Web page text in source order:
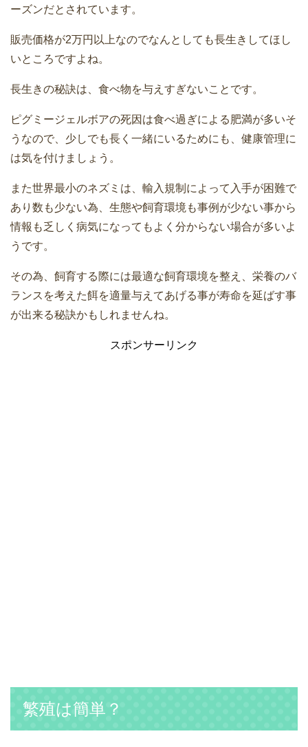
ーズンだとされています。
販売価格が2万円以上なのでなんとしても長生きしてほし
いところですよね。
長生きの秘訣は、食べ物を与えすぎないことです。
ピグミージェルボアの死因は食べ過ぎによる肥満が多いそ
うなので、少しでも長く一緒にいるためにも、健康管理に
は気を付けましょう。
また世界最小のネズミは、輸入規制によって入手が困難で
あり数も少ない為、生態や飼育環境も事例が少ない事から
情報も乏しく病気になってもよく分からない場合が多いよ
うです。
その為、飼育する際には最適な飼育環境を整え、栄養のバ
ランスを考えた餌を適量与えてあげる事が寿命を延ばす事
が出来る秘訣かもしれませんね。
スポンサーリンク
繁殖は簡単？